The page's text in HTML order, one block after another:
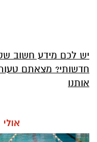
יש לכם מידע חשוב
חדשותי? מצאתם
אותנו
אולי